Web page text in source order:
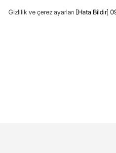
Gizlilik ve çerez ayarları [Hata Bildir]